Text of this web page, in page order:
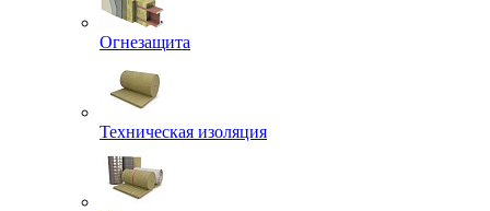
Огнезащита
Техническая изоляция